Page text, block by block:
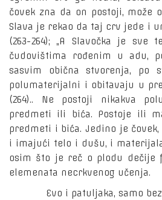
čovek zna da on postoji, može
Slava je rekao da taj crv jede i
(263-264); „A Slavočka je sve
čudovištima rođenim u adu,
sasvim obična stvorenja, po
polumaterijalni i obitavaju u
(264).. Ne postoji nikakva
predmeti ili bića. Postoje ili
predmeti i bića. Jedino je
i imajući telo i dušu, i
osim što je reč o plodu dečije
elemenata necrkvenog učenja.
Evo i patuljaka, samo bez